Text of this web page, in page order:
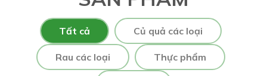
Tất cả Củ quả các loại
Rau các loại Thực phẩm